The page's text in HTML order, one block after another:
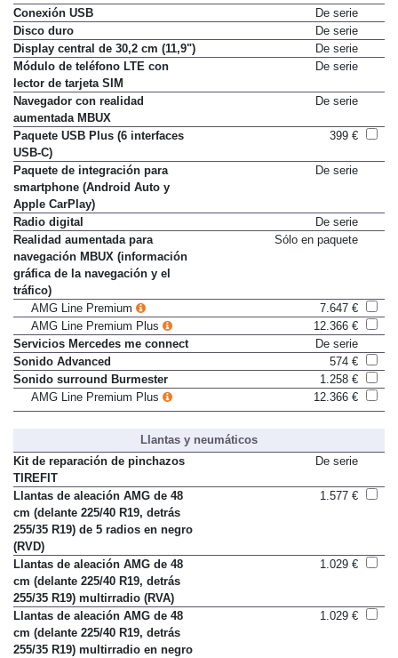
móvil
Conexión USB
De serie
Disco duro
De serie
Display central de 30,2 cm (11,9")
De serie
Módulo de teléfono LTE con
lector de tarjeta SIM
Navegador con realidad
aumentada MBUX
Paquete USB Plus (6 interfaces
USB-C)
Paquete de integración para
smartphone (Android Auto y
Apple CarPlay)
Radio digital
De serie
Realidad aumentada para
navegación MBUX (información
gráfica de la navegación y el
tráfico)
AMG Line Premium
7.647 €
AMG Line Premium Plus
12.366 €
Servicios Mercedes me connect
De serie
Sonido Advanced
574 €
Sonido surround Burmester
1.258 €
AMG Line Premium Plus
12.366 €
Llantas y neumáticos
Kit de reparación de pinchazos
TIREFIT
Llantas de aleación AMG de 48
cm (delante 225/40 R19, detrás
255/35 R19) de 5 radios en negro
(RVD)
Llantas de aleación AMG de 48
cm (delante 225/40 R19, detrás
255/35 R19) multirradio (RVA)
Llantas de aleación AMG de 48
cm (delante 225/40 R19, detrás